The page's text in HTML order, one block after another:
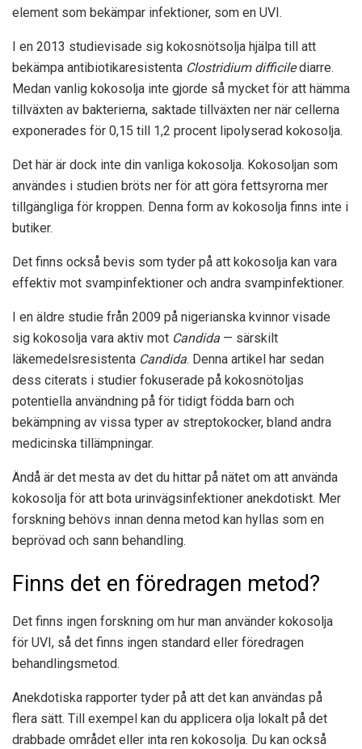
element som bekämpar infektioner, som en UVI.
I en 2013 studievisade sig kokosnötsolja hjälpa till att
bekämpa antibiotikaresistenta Clostridium difficilediarre.
Medan vanlig kokosolja inte gjorde så mycket för att hämma
tillväxten av bakterierna, saktade tillväxten ner när cellerna
exponerades för 0,15 till 1,2 procent lipolyserad kokosolja.
Det här är dock inte din vanliga kokosolja. Kokosoljan som
användes i studien bröts ner för att göra fettsyrorna mer
tillgängliga för kroppen. Denna form av kokosolja finns inte i
butiker.
Det finns också bevis som tyder på att kokosolja kan vara
effektiv mot svampinfektioner och andra svampinfektioner.
I en äldre studie från 2009 på nigerianska kvinnor visade
sig kokosolja vara aktiv mot Candida — särskilt
läkemedelsresistenta Candida. Denna artikel har sedan
dess citerats i studier fokuserade på kokosnötoljas
potentiella användning på för tidigt födda barn och
bekämpning av vissa typer av streptokocker, bland andra
medicinska tillämpningar.
Ändå är det mesta av det du hittar på nätet om att använda
kokosolja för att bota urinvägsinfektioner anekdotiskt. Mer
forskning behövs innan denna metod kan hyllas som en
beprövad och sann behandling.
Finns det en föredragen metod?
Det finns ingen forskning om hur man använder kokosolja
för UVI, så det finns ingen standard eller föredragen
behandlingsmetod.
Anekdotiska rapporter tyder på att det kan användas på
flera sätt. Till exempel kan du applicera olja lokalt på det
drabbade området eller inta ren kokosolja. Du kan också